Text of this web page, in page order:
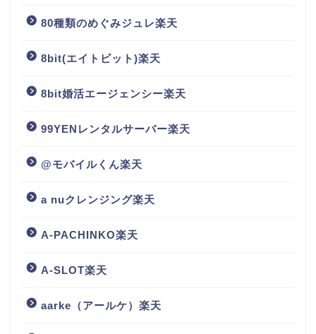
80種類のめぐみジュレ楽天
8bit(エイトビット)楽天
8bit婚活エージェンシー楽天
99YENレンタルサーバー楽天
@モバイルくん楽天
a nuクレンジング楽天
A-PACHINKO楽天
A-SLOT楽天
aarke（アールケ）楽天